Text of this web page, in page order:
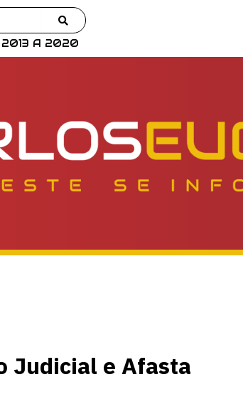
2013 A 2020
Judicial e Afasta